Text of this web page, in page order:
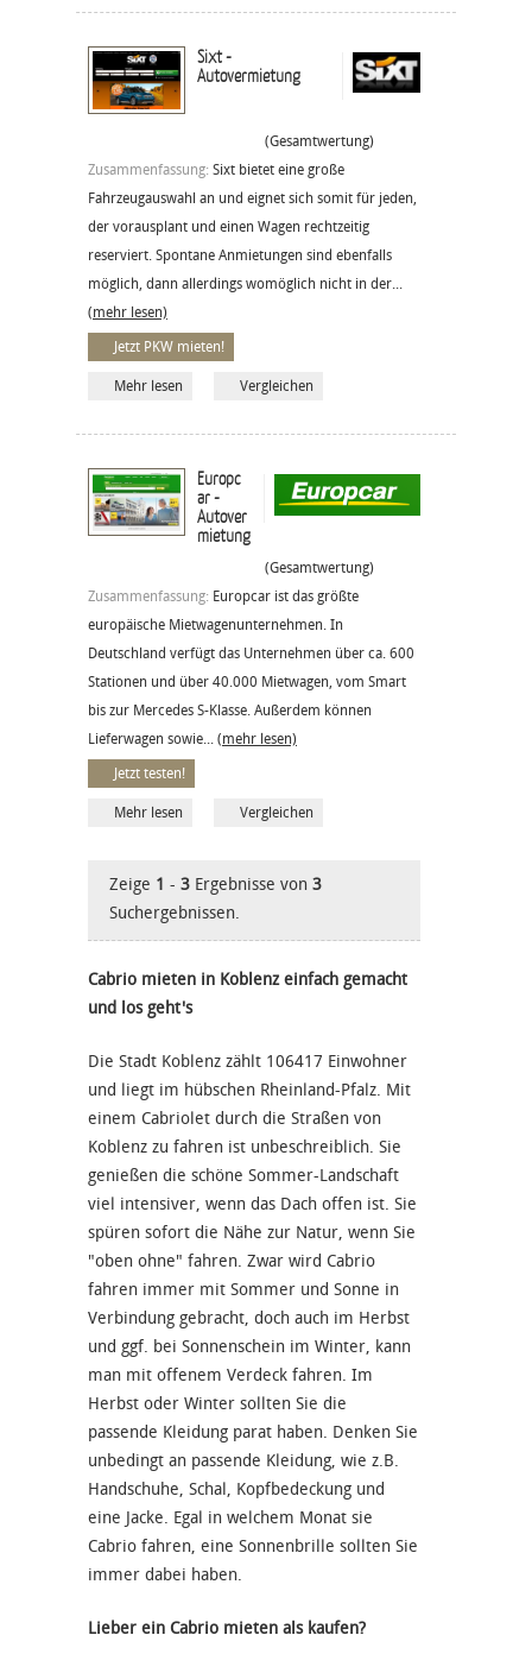
Sixt -
Autovermietung
(Gesamtwertung)
Zusammenfassung: Sixt bietet eine große
Fahrzeugauswahl an und eignet sich somit für jeden,
der vorausplant und einen Wagen rechtzeitig
reserviert. Spontane Anmietungen sind ebenfalls
möglich, dann allerdings womöglich nicht in der...
(mehr lesen)
Jetzt PKW mieten!
Mehr lesen Vergleichen
Europc
ar -
Autover
mietung
(Gesamtwertung)
Zusammenfassung: Europcar ist das größte
europäische Mietwagenunternehmen. In
Deutschland verfügt das Unternehmen über ca. 600
Stationen und über 40.000 Mietwagen, vom Smart
bis zur Mercedes S-Klasse. Außerdem können
Lieferwagen sowie... (mehr lesen)
Jetzt testen!
Mehr lesen Vergleichen
Zeige 1 - 3 Ergebnisse von 3
Suchergebnissen.
Cabrio mieten in Koblenz einfach gemacht
und los geht's
Die Stadt Koblenz zählt 106417 Einwohner
und liegt im hübschen Rheinland-Pfalz. Mit
einem Cabriolet durch die Straßen von
Koblenz zu fahren ist unbeschreiblich. Sie
genießen die schöne Sommer-Landschaft
viel intensiver, wenn das Dach offen ist. Sie
spüren sofort die Nähe zur Natur, wenn Sie
"oben ohne" fahren. Zwar wird Cabrio
fahren immer mit Sommer und Sonne in
Verbindung gebracht, doch auch im Herbst
und ggf. bei Sonnenschein im Winter, kann
man mit offenem Verdeck fahren. Im
Herbst oder Winter sollten Sie die
passende Kleidung parat haben. Denken Sie
unbedingt an passende Kleidung, wie z.B.
Handschuhe, Schal, Kopfbedeckung und
eine Jacke. Egal in welchem Monat sie
Cabrio fahren, eine Sonnenbrille sollten Sie
immer dabei haben.
Lieber ein Cabrio mieten als kaufen?